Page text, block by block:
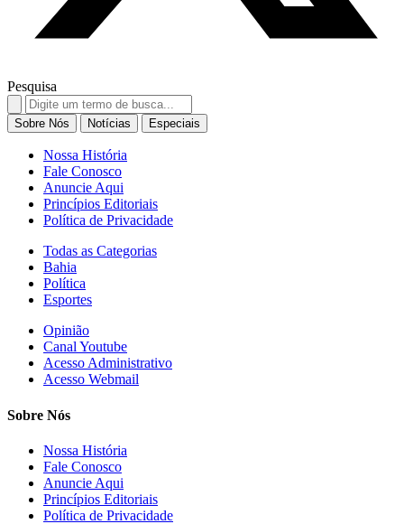
Pesquisa
Search
for:
Sobre Nós Notícias Especiais
Nossa História
Fale Conosco
Anuncie Aqui
Princípios Editoriais
Política de Privacidade
Todas as Categorias
Bahia
Política
Esportes
Opinião
Canal Youtube
Acesso Administrativo
Acesso Webmail
Sobre Nós
Nossa História
Fale Conosco
Anuncie Aqui
Princípios Editoriais
Política de Privacidade